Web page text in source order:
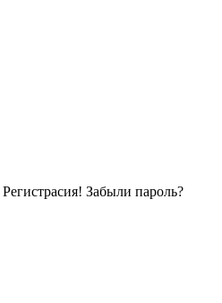
Регистраcия! Забыли пароль?